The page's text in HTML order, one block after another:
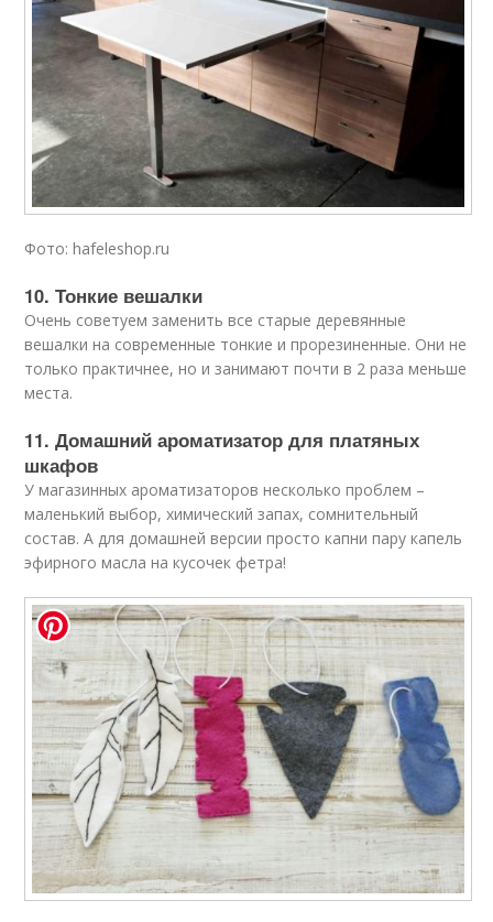
Фото: hafeleshop.ru
10. Тонкие вешалки
Очень советуем заменить все старые деревянные
вешалки на современные тонкие и прорезиненные. Они не
только практичнее, но и занимают почти в 2 раза меньше
места.
11. Домашний ароматизатор для платяных
шкафов
У магазинных ароматизаторов несколько проблем –
маленький выбор, химический запах, сомнительный
состав. А для домашней версии просто капни пару капель
эфирного масла на кусочек фетра!